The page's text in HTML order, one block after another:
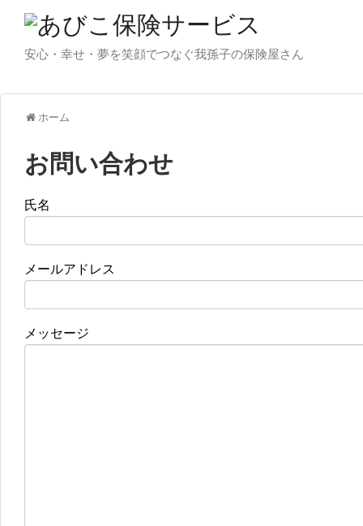
安心・幸せ・夢を笑顔でつなぐ我孫子の保険屋さん
ホーム
お問い合わせ
氏名
メールアドレス
メッセージ